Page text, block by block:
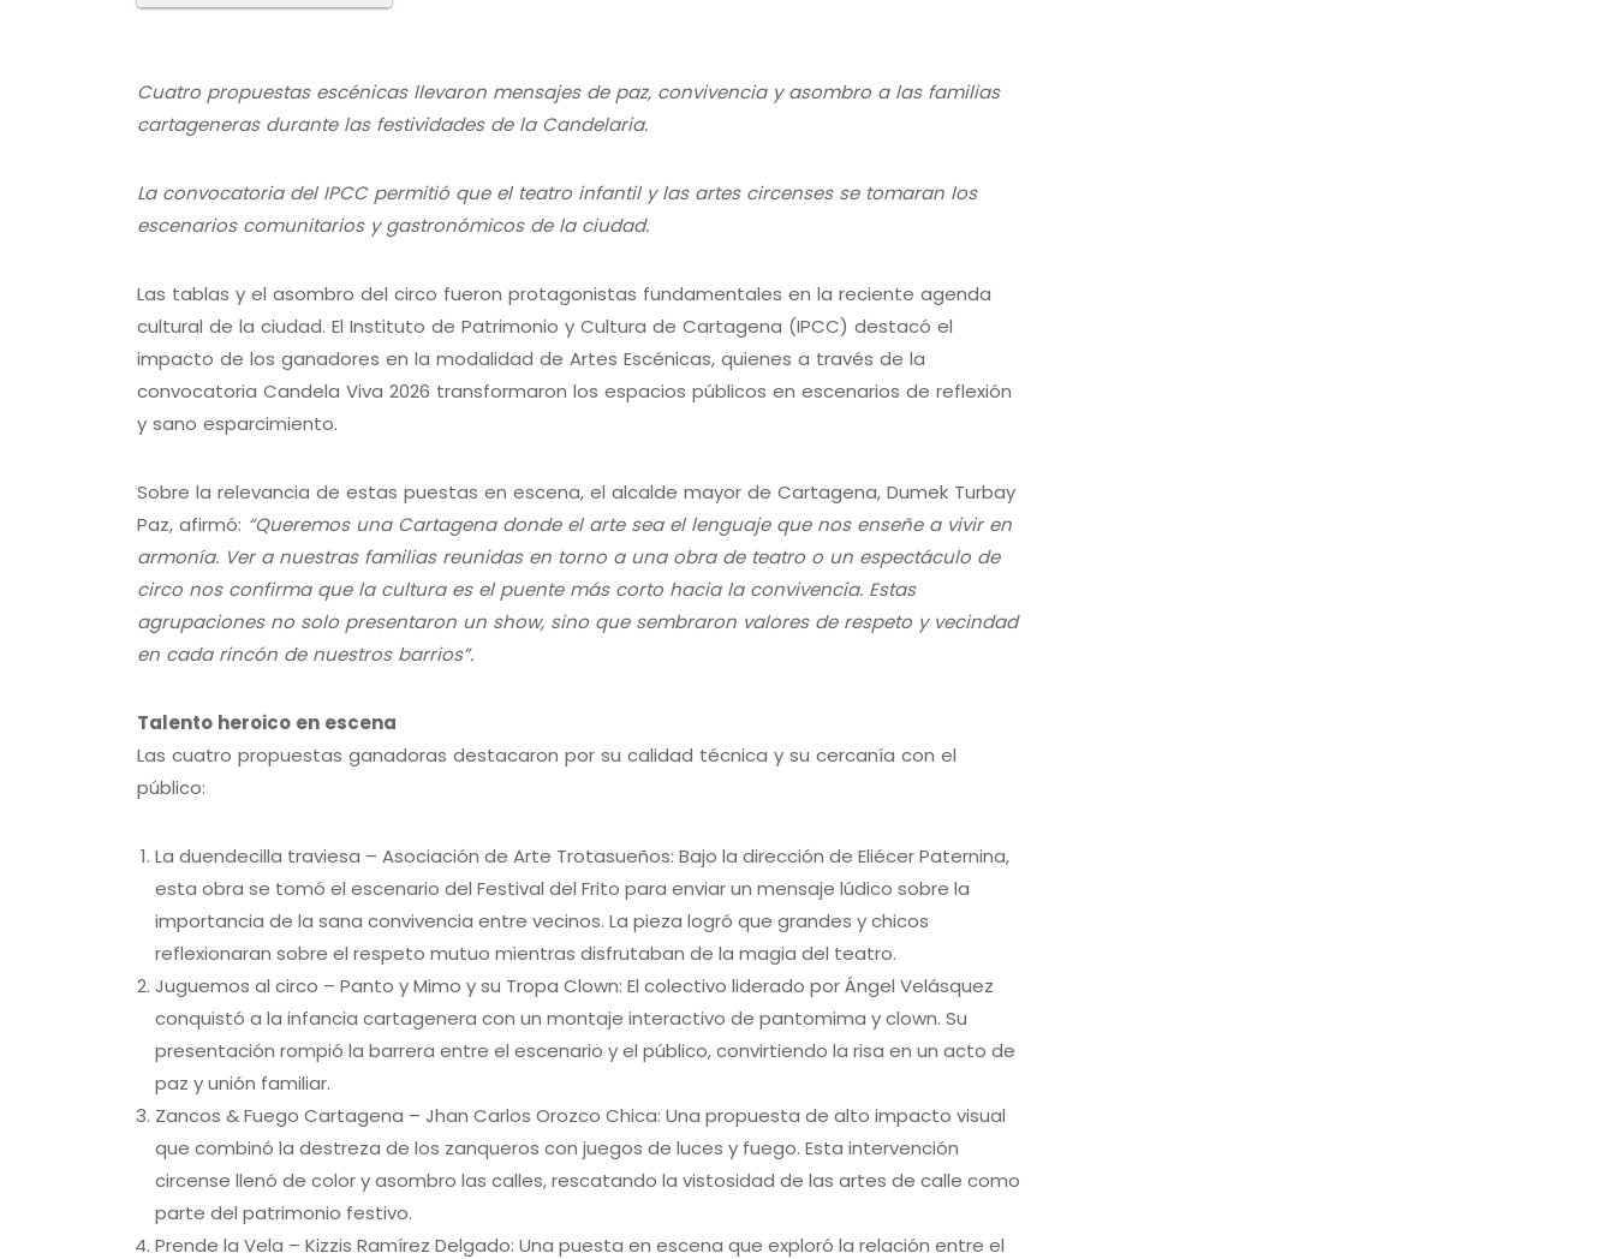
Cuatro propuestas escénicas llevaron mensajes de paz, convivencia y asombro a las familias
cartageneras durante las festividades de la Candelaria.
La convocatoria del IPCC permitió que el teatro infantil y las artes circenses se tomaran los
escenarios comunitarios y gastronómicos de la ciudad.
Las tablas y el asombro del circo fueron protagonistas fundamentales en la reciente agenda
cultural de la ciudad. El Instituto de Patrimonio y Cultura de Cartagena (IPCC) destacó el
impacto de los ganadores en la modalidad de Artes Escénicas, quienes a través de la
convocatoria Candela Viva 2026 transformaron los espacios públicos en escenarios de reflexión
y sano esparcimiento.
Sobre la relevancia de estas puestas en escena, el alcalde mayor de Cartagena, Dumek Turbay
Paz, afirmó: “Queremos una Cartagena donde el arte sea el lenguaje que nos enseñe a vivir en
armonía. Ver a nuestras familias reunidas en torno a una obra de teatro o un espectáculo de
circo nos confirma que la cultura es el puente más corto hacia la convivencia. Estas
agrupaciones no solo presentaron un show, sino que sembraron valores de respeto y vecindad
en cada rincón de nuestros barrios”.
Talento heroico en escena
Las cuatro propuestas ganadoras destacaron por su calidad técnica y su cercanía con el
público:
La duendecilla traviesa – Asociación de Arte Trotasueños: Bajo la dirección de Eliécer Paternina,
esta obra se tomó el escenario del Festival del Frito para enviar un mensaje lúdico sobre la
importancia de la sana convivencia entre vecinos. La pieza logró que grandes y chicos
reflexionaran sobre el respeto mutuo mientras disfrutaban de la magia del teatro.
Juguemos al circo – Panto y Mimo y su Tropa Clown: El colectivo liderado por Ángel Velásquez
conquistó a la infancia cartagenera con un montaje interactivo de pantomima y clown. Su
presentación rompió la barrera entre el escenario y el público, convirtiendo la risa en un acto de
paz y unión familiar.
Zancos & Fuego Cartagena – Jhan Carlos Orozco Chica: Una propuesta de alto impacto visual
que combinó la destreza de los zanqueros con juegos de luces y fuego. Esta intervención
circense llenó de color y asombro las calles, rescatando la vistosidad de las artes de calle como
parte del patrimonio festivo.
Prende la Vela – Kizzis Ramírez Delgado: Una puesta en escena que exploró la relación entre el